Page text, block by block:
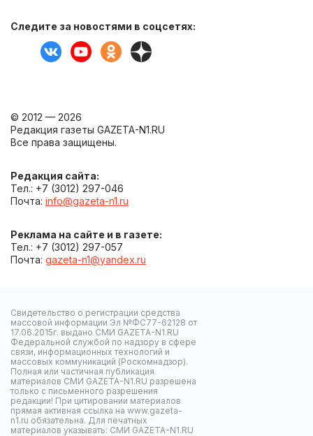
Следите за новостями в соцсетях:
© 2012 — 2026
Редакция газеты GAZETA-N1.RU
Все права защищены.
Редакция сайта:
Тел.: +7 (3012) 297-046
Почта: info@gazeta-n1.ru
Реклама на сайте и в газете:
Тел.: +7 (3012) 297-057
Почта: gazeta-n1@yandex.ru
Свидетельство о регистрации средства
массовой информации Эл №ФС77-62128 от
17.06.2015г. выдано СМИ GAZETA-N1.RU
Федеральной службой по надзору в сфере
связи, информационных технологий и
массовых коммуникаций (Роскомнадзор).
Полная или частичная публикация
материалов СМИ GAZETA-N1.RU разрешена
только с письменного разрешения
редакции! При цитировании материалов
прямая активная ссылка на www.gazeta-
n1.ru обязательна. Для печатных
материалов указывать: СМИ GAZETA-N1.RU